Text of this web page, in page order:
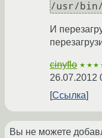
/usr/bin/
И
cinyflo
26.07.2012
Ссылка
Вы не можете